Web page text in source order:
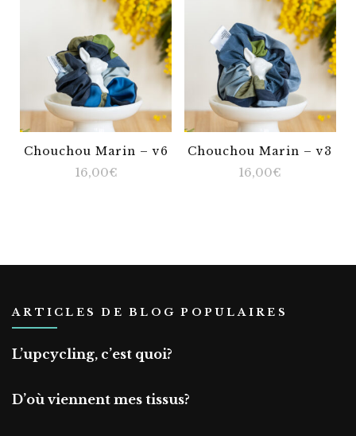
Chouchou Marin – v6
16,00€
Chouchou Marin – v3
16,00€
ARTICLES DE BLOG POPULAIRES
L’upcycling, c’est quoi?
D’où viennent mes tissus?